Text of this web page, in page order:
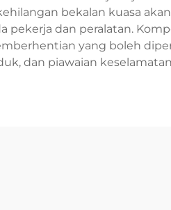
bekalan kuasa
dan peralatan.
yang boleh
dan piawaian